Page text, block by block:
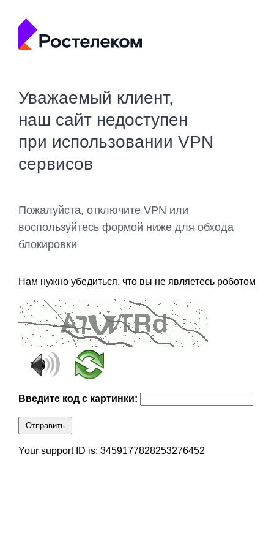
Уважаемый клиент,
наш сайт недоступен
при использовании VPN
сервисов
Пожалуйста, отключите VPN или
воспользуйтесь формой ниже для обхода
блокировки
Нам нужно убедиться, что вы не являетесь роботом
Введите код с картинки:
Отправить
Your support ID is: 3459177828253276452